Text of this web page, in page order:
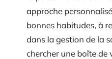
approche
bonnes habitudes, à
dans la gestion de la
chercher une boîte de